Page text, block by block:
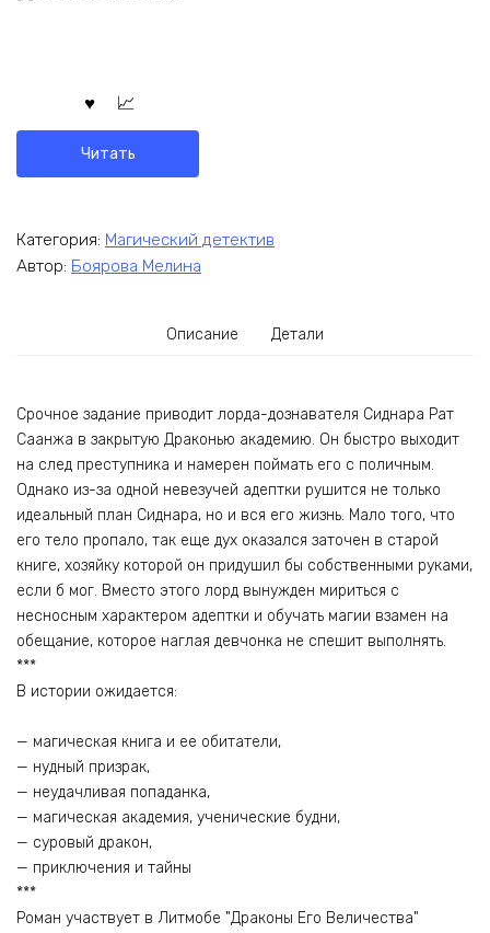
Читать
Категория: Магический детектив
Автор: Боярова Мелина
Описание Детали
Срочное задание приводит лорда-дознавателя Сиднара Рат
Саанжа в закрытую Драконью академию. Он быстро выходит
на след преступника и намерен поймать его с поличным.
Однако из-за одной невезучей адептки рушится не только
идеальный план Сиднара, но и вся его жизнь. Мало того, что
его тело пропало, так еще дух оказался заточен в старой
книге, хозяйку которой он придушил бы собственными руками,
если б мог. Вместо этого лорд вынужден мириться с
несносным характером адептки и обучать магии взамен на
обещание, которое наглая девчонка не спешит выполнять.
***
В истории ожидается:
— магическая книга и ее обитатели,
— нудный призрак,
— неудачливая попаданка,
— магическая академия, ученические будни,
— суровый дракон,
— приключения и тайны
***
Роман участвует в Литмобе "Драконы Его Величества"